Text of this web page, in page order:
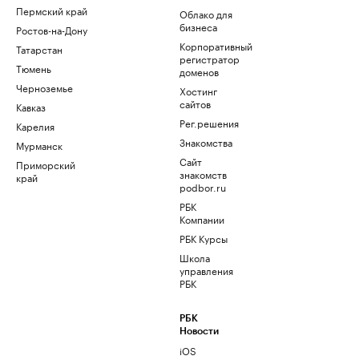
Пермский край
Ростов-на-Дону
Татарстан
Тюмень
Черноземье
Кавказ
Карелия
Мурманск
Приморский
край
Облако для
бизнеса
Корпоративный
регистратор
доменов
Хостинг
сайтов
Рег.решения
Знакомства
Сайт
знакомств
podbor.ru
РБК
Компании
РБК Курсы
Школа
управления
РБК
РБК
Новости
iOS